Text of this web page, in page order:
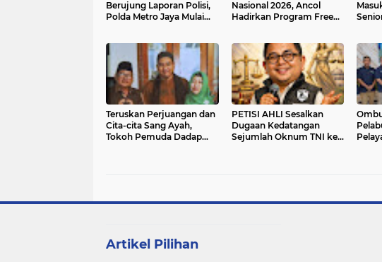
Berujung Laporan Polisi,
Polda Metro Jaya Mulai
Nasional 2026, Ancol
Hadirkan Program Free
Teruskan Perjuangan dan
Cita-cita Sang Ayah,
Tokoh Pemuda Dadap
PETISI AHLI Sesalkan
Dugaan Kedatangan
Sejumlah Oknum TNI ke
Artikel Pilihan